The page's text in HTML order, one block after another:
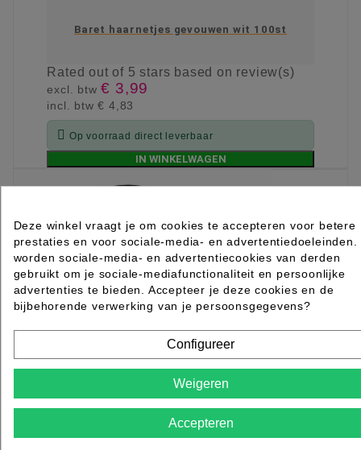
Baret haarnetjes gevouwen wit 100st
Ratedout of 5 stars based on review(s)
excl. btw€ 3,99
incl. btw€ 4,83
 Op voorraad direct leverbaar
IN WINKELWAGEN
Deze winkel vraagt je om cookies te accepteren voor betere
prestaties en voor sociale-media- en advertentiedoeleinden.
worden sociale-media- en advertentiecookies van derden
gebruikt om je sociale-mediafunctionaliteit en persoonlijke
advertenties te bieden. Accepteer je deze cookies en de
bijbehorende verwerking van je persoonsgegevens?
Configureer
Weigeren
Accepteren